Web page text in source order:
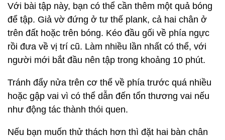
Với bài tập này, bạn có thể cần thêm một quả bóng
để tập. Giả vờ đứng ở tư thế plank, cả hai chân ở
trên đất hoặc trên bóng. Kéo đầu gối về phía ngực
rồi đưa về vị trí cũ. Làm nhiều lần nhất có thể, với
người mới bắt đầu nên tập trong khoảng 10 phút.
Tránh đẩy nửa trên cơ thể về phía trước quá nhiều
hoặc gập vai vì có thể dẫn đến tổn thương vai nếu
như động tác thành thói quen.
Nếu bạn muốn thử thách hơn thì đặt hai bàn chân